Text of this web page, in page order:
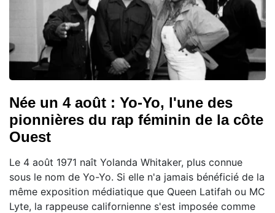
Née un 4 août : Yo-Yo, l'une des
pionnières du rap féminin de la côte
Ouest
Le 4 août 1971 naît Yolanda Whitaker, plus connue
sous le nom de Yo-Yo. Si elle n'a jamais bénéficié de la
même exposition médiatique que Queen Latifah ou MC
Lyte, la rappeuse californienne s'est imposée comme